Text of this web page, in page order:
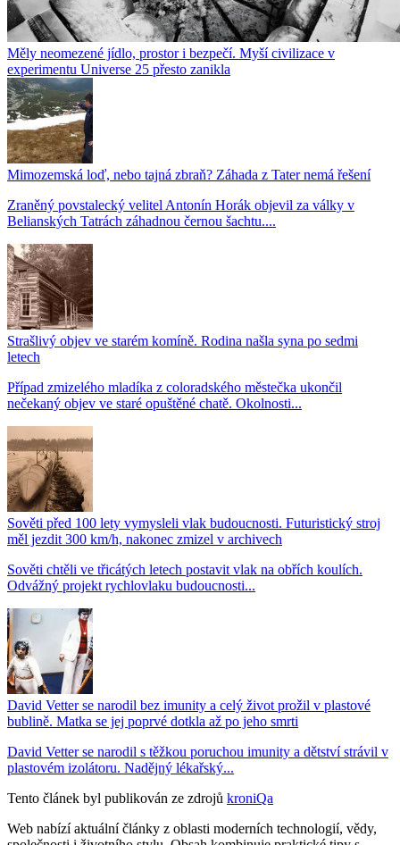
Měly neomezené jídlo, prostor i bezpečí. Myší civilizace v
experimentu Universe 25 přesto zanikla
Mimozemská loď, nebo tajná zbraň? Záhada z Tater nemá řešení
Zraněný povstalecký velitel Antonín Horák objevil za války v
Belianských Tatrách záhadnou černou šachtu....
Strašlivý objev ve starém komíně. Rodina našla syna po sedmi
letech
Případ zmizelého mladíka z coloradského městečka ukončil
nečekaný objev ve staré opuštěné chatě. Okolnosti...
Sověti před 100 lety vymysleli vlak budoucnosti. Futuristický stroj
měl jezdit 300 km/h, nakonec zmizel v archivech
Sověti chtěli ve třicátých letech postavit vlak na obřích koulích.
Odvážný projekt rychlovlaku budoucnosti...
David Vetter se narodil bez imunity a celý život prožil v plastové
bublině. Matka se jej poprvé dotkla až po jeho smrti
David Vetter se narodil s těžkou poruchou imunity a dětství strávil v
plastovém izolátoru. Nadějný lékařský...
Tento článek byl publikován ze zdrojů kroniQa
Web nabízí aktuální články z oblasti moderních technologií, vědy,